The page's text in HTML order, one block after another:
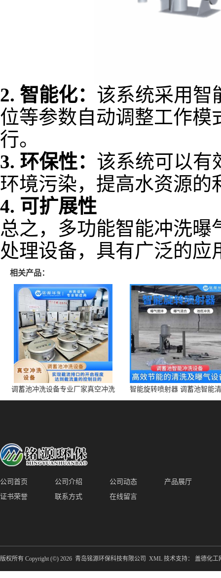
2. 智能化： 该系统采用智
位等参数自动调整工作模
行。
3. 环保性： 该系统可以有
环境污染，提高水资源的
4. 可扩展性
总之，多功能智能冲洗
处理设备，具有广泛的应
相关产品：
调蓄池冲洗设备专业厂家真空冲洗
装置厂家青岛铭源环保减少堵塞设
智能旋转喷射器 调蓄池智能
点对点面对面旋转清洗
公司首页 公司介绍 公司动态
产品展厅
证书荣誉
联系方式 在线留言
版权所有 Copyright (©) 2026 青岛铭源环保科技有限公司 XML 技术支持： 盖德化工